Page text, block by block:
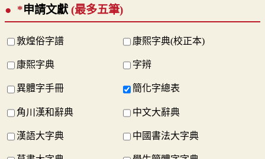
*申請文獻 (最多五筆)
敦煌俗字譜 康熙字典(校正本)
康熙字典 字辨
異體字手冊 簡化字總表
角川漢和辭典 中文大辭典
漢語大字典 中國書法大字典